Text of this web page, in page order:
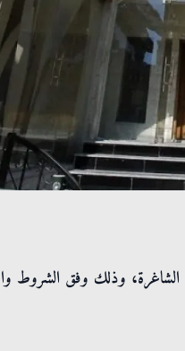
الشاغرة، وذلك وفق الشروط